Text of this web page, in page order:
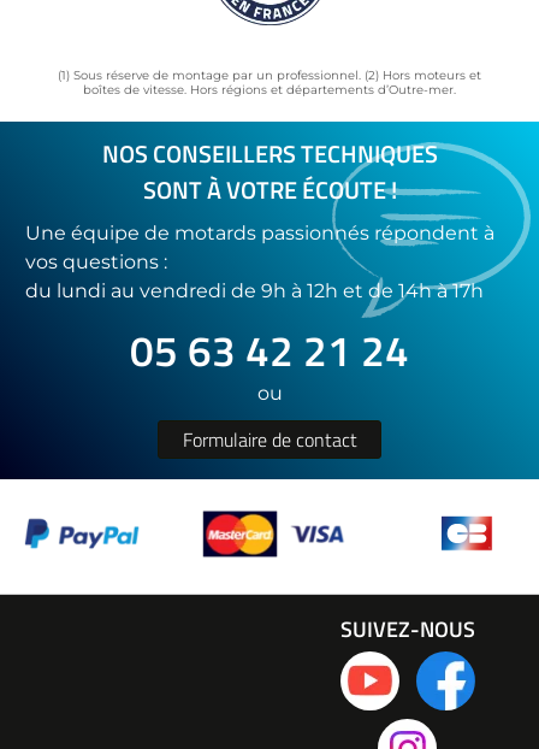
(1) Sous réserve de montage par un professionnel. (2) Hors moteurs et
boîtes de vitesse. Hors régions et départements d’Outre-mer.
NOS CONSEILLERS TECHNIQUES
SONT À VOTRE ÉCOUTE !
Une équipe de motards passionnés répondent à
vos questions :
du lundi au vendredi de 9h à 12h et de 14h à 17h
05 63 42 21 24
ou
Formulaire de contact
SUIVEZ-NOUS